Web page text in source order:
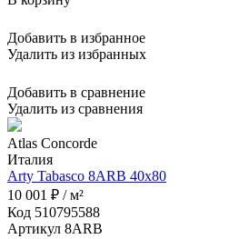
Добавить в избранное
Удалить из избранных
Добавить в сравнение
Удалить из сравнения
Atlas Concorde
Италия
Arty Tabasco 8ARB 40x80
10 001 ₽ / м²
Код 510795588
Артикул 8ARB